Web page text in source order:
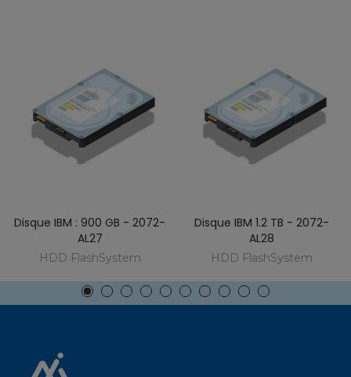
Disque IBM : 900 GB - 2072-
AL27
HDD FlashSystem
Disque IBM 1.2 TB - 2072-
AL28
HDD FlashSystem